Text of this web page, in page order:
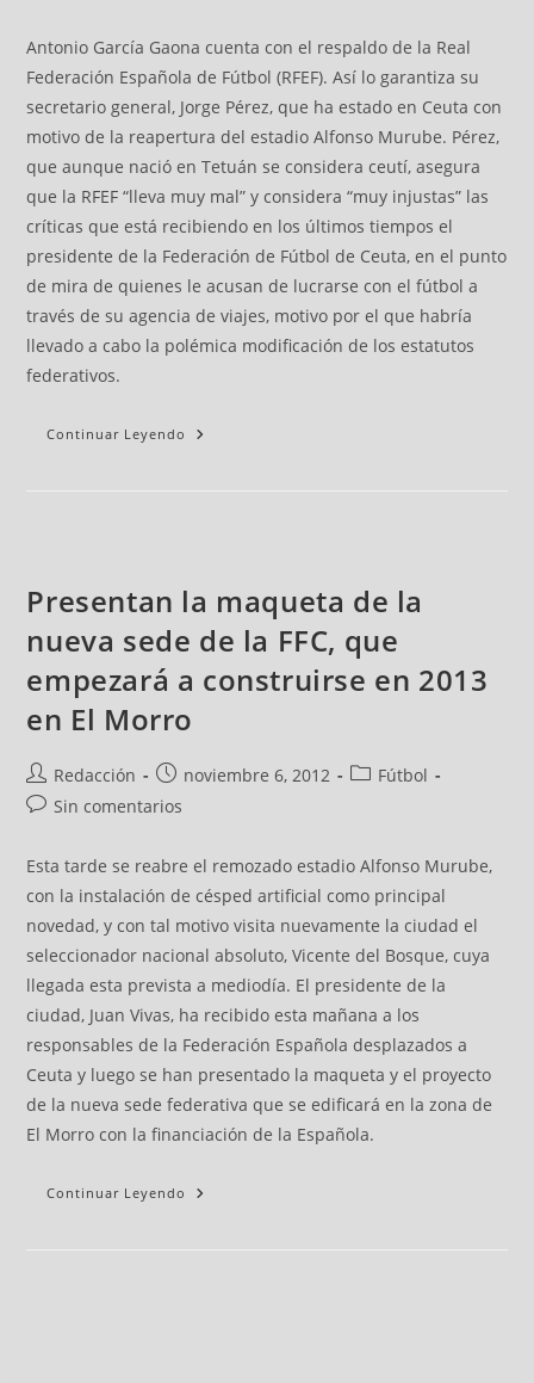
Antonio García Gaona cuenta con el respaldo de la Real
Federación Española de Fútbol (RFEF). Así lo garantiza su
secretario general, Jorge Pérez, que ha estado en Ceuta con
motivo de la reapertura del estadio Alfonso Murube. Pérez,
que aunque nació en Tetuán se considera ceutí, asegura
que la RFEF “lleva muy mal” y considera “muy injustas” las
críticas que está recibiendo en los últimos tiempos el
presidente de la Federación de Fútbol de Ceuta, en el punto
de mira de quienes le acusan de lucrarse con el fútbol a
través de su agencia de viajes, motivo por el que habría
llevado a cabo la polémica modificación de los estatutos
federativos.
Continuar Leyendo
Presentan la maqueta de la
nueva sede de la FFC, que
empezará a construirse en 2013
en El Morro
Redacción noviembre 6, 2012
Fútbol
Sin comentarios
Esta tarde se reabre el remozado estadio Alfonso Murube,
con la instalación de césped artificial como principal
novedad, y con tal motivo visita nuevamente la ciudad el
seleccionador nacional absoluto, Vicente del Bosque, cuya
llegada esta prevista a mediodía. El presidente de la
ciudad, Juan Vivas, ha recibido esta mañana a los
responsables de la Federación Española desplazados a
Ceuta y luego se han presentado la maqueta y el proyecto
de la nueva sede federativa que se edificará en la zona de
El Morro con la financiación de la Española.
Continuar Leyendo